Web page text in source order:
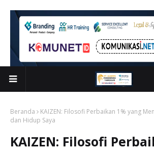
Beranda
KAIZEN: Filosofi Perbaikan 1% yang
dan Hidup Saya
KAIZEN: Filosofi